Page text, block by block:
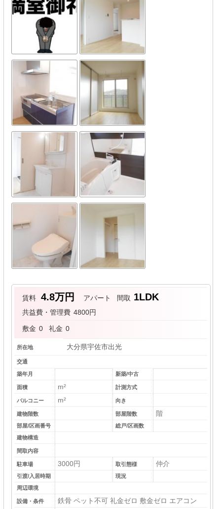
賃料 4.8万円 アパート 間取 1LDK
共益費・管理費 4800円
敷金 0 礼金 0
所在地 大分県宇佐市出光
交通
築年月 新築/中古
面積 m² 計測方式
バルコニー m² 向き
建物階数 部屋階数 階
部屋/区画番号
総戸/区画数
建物構造
間取内容
駐車場 3000円 取引態様 仲介
引渡/入居時期
現況
周辺環境
設備・条件 鉄骨 ペット不可 礼金ゼロ 敷金ゼロ エアコン